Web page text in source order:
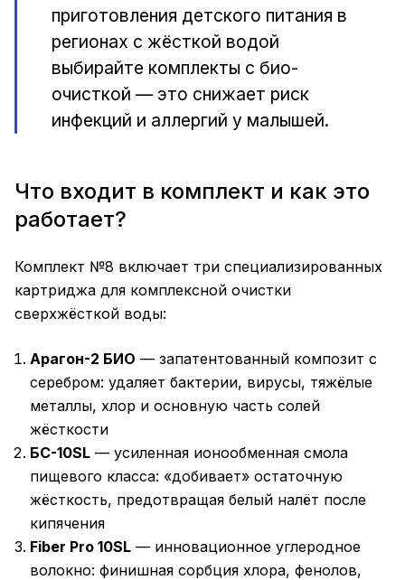
приготовления детского питания в
регионах с жёсткой водой
выбирайте комплекты с био-
очисткой — это снижает риск
инфекций и аллергий у малышей.
Что входит в комплект и как это
работает?
Комплект №8 включает три специализированных
картриджа для комплексной очистки
сверхжёсткой воды:
Арагон-2 БИО — запатентованный композит с
серебром: удаляет бактерии, вирусы, тяжёлые
металлы, хлор и основную часть солей
жёсткости
БС-10SL — усиленная ионообменная смола
пищевого класса: «добивает» остаточную
жёсткость, предотвращая белый налёт после
кипячения
Fiber Pro 10SL — инновационное углеродное
волокно: финишная сорбция хлора, фенолов,